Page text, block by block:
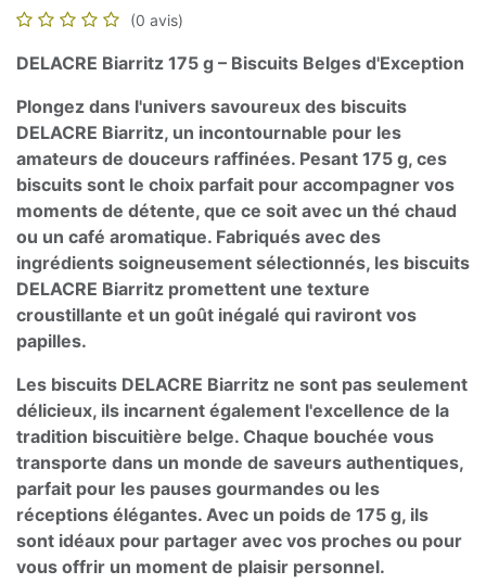
(0 avis)
DELACRE Biarritz 175 g – Biscuits Belges d'Exception
Plongez dans l'univers savoureux des biscuits
DELACRE Biarritz, un incontournable pour les
amateurs de douceurs raffinées. Pesant 175 g, ces
biscuits sont le choix parfait pour accompagner vos
moments de détente, que ce soit avec un thé chaud
ou un café aromatique. Fabriqués avec des
ingrédients soigneusement sélectionnés, les biscuits
DELACRE Biarritz promettent une texture
croustillante et un goût inégalé qui raviront vos
papilles.
Les biscuits DELACRE Biarritz ne sont pas seulement
délicieux, ils incarnent également l'excellence de la
tradition biscuitière belge. Chaque bouchée vous
transporte dans un monde de saveurs authentiques,
parfait pour les pauses gourmandes ou les
réceptions élégantes. Avec un poids de 175 g, ils
sont idéaux pour partager avec vos proches ou pour
vous offrir un moment de plaisir personnel.